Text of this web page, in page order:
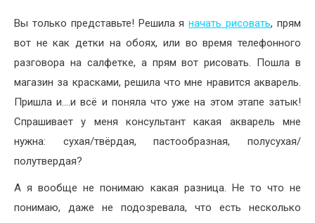
Хобби
Красота
Недвижимость
Вы только представьте! Решила яначать рисовать, прям
вот не как детки на обоях, или во время телефонного
разговора на салфетке, а прям вот рисовать. Пошла в
магазин за красками, решила что мне нравится акварель.
Пришла и….и всё и поняла что уже на этом этапе затык!
Спрашивает у меня консультант какая акварель мне
нужна: сухая/твёрдая, пастообразная, полусухая/
полутвердая?
А я вообще не понимаю какая разница. Не то что не
понимаю, даже не подозревала, что есть несколько